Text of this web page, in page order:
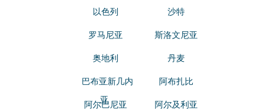
以色列 沙特
罗马尼亚 斯洛文尼亚
奥地利 丹麦
巴布亚新几内
亚
阿布扎比
阿尔巴尼亚 阿尔及利亚